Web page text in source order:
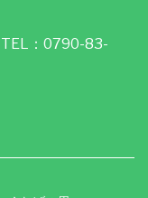
TEL：0790-83-